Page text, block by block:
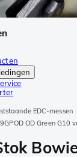
EDC-messen
OD Green G10